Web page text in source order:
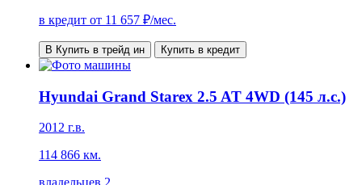
в кредит от 11 657 ₽/мес.
В Купить в трейд ин Купить в кредит
Hyundai Grand Starex 2.5 AT 4WD (145 л.с.)
2012 г.в.
114 866 км.